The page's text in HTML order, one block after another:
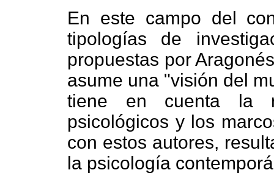
En este campo del
tipologías de
propuestas por
asume una "visión del
tiene en cuenta la
psicológicos y los
con estos autores,
la psicología